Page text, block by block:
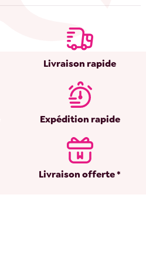
Livraison rapide
Expédition rapide
Livraison offerte *